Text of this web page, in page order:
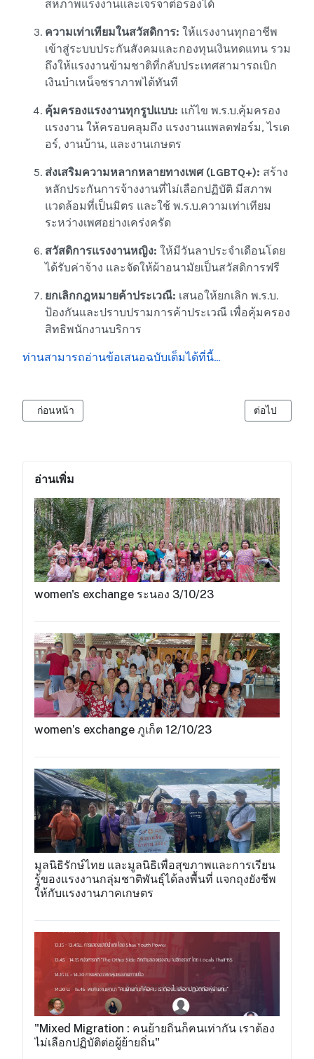
อ่านเพิ่ม
women's exchange ระนอง 3/10/23
women’s exchange ภูเก็ต 12/10/23
มูลนิธิรักษ์ไทย และมูลนิธิเพื่อสุขภาพและการเรียน
รู้ของแรงงานกลุ่มชาติพันธุ์ได้ลงพื้นที่ แจกถุงยังชีพ
ให้กับแรงงานภาคเกษตร
"Mixed Migration : คนย้ายถิ่นก็ฅนเท่ากัน เราต้อง
ไม่เลือกปฏิบัติต่อผู้ย้ายถิ่น"
สหภาพแรงงานและเจรจาต่อรองได้
ความเท่าเทียมในสวัสดิการ: ให้แรงงานทุกอาชีพ
เข้าสู่ระบบประกันสังคมและกองทุนเงินทดแทน รวม
ถึงให้แรงงานข้ามชาติที่กลับประเทศสามารถเบิก
เงินบำเหน็จชราภาพได้ทันที
คุ้มครองแรงงานทุกรูปแบบ: แก้ไข พ.ร.บ.คุ้มครอง
แรงงาน ให้ครอบคลุมถึง แรงงานแพลตฟอร์ม, ไรเด
อร์, งานบ้าน, และงานเกษตร
ส่งเสริมความหลากหลายทางเพศ (LGBTQ+): สร้าง
หลักประกันการจ้างงานที่ไม่เลือกปฏิบัติ มีสภาพ
แวดล้อมที่เป็นมิตร และใช้ พ.ร.บ.ความเท่าเทียม
ระหว่างเพศอย่างเคร่งครัด
สวัสดิการแรงงานหญิง: ให้มีวันลาประจำเดือนโดย
ได้รับค่าจ้าง และจัดให้ผ้าอนามัยเป็นสวัสดิการฟรี
ยกเลิกกฎหมายค้าประเวณี: เสนอให้ยกเลิก พ.ร.บ.
ป้องกันและปราบปรามการค้าประเวณี เพื่อคุ้มครอง
สิทธิพนักงานบริการ
ท่านสามารถอ่านข้อเสนอฉบับเต็มได้ที่นี้...
เนื้อหาก่อนหน้า: มูลนิธิแมพ ลงพื้นที่คัดกรองและให้ความรู้เนื่องใน
ก่อนหน้า เนื้อหาถัดไป:
ต่อไป